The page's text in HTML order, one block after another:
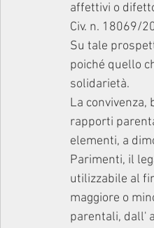
affettivi o
Civ. n. 18069/
Su tale
poiché quello
solidarietà.
La
rapporti
elementi, a
Parimenti, il
utilizzabile al
maggiore o
parentali, dall'